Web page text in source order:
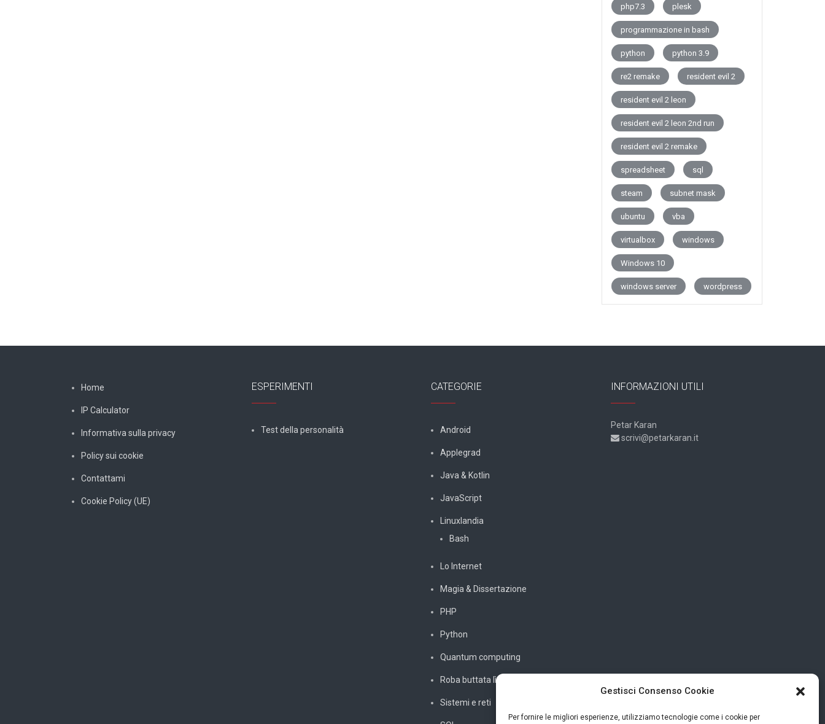
Gestisci Consenso Cookie
Per fornire le migliori esperienze, utilizziamo tecnologie come i cookie per
php7.3 plesk
programmazione in bash
python python 3.9
re2 remake resident evil 2
resident evil 2 leon
resident evil 2 leon 2nd run
resident evil 2 remake
spreadsheet sql
steam subnet mask
ubuntu vba
virtualbox windows
Windows 10
windows server wordpress
Home
IP Calculator
Informativa sulla privacy
Policy sui cookie
Contattami
Cookie Policy (UE)
ESPERIMENTI
Test della personalità
CATEGORIE
Android
Applegrad
Java & Kotlin
JavaScript
Linuxlandia
Bash
Lo Internet
Magia & Dissertazione
PHP
Python
Quantum computing
Roba buttata lì
Sistemi e reti
INFORMAZIONI UTILI
Petar Karan
scrivi@petarkaran.it